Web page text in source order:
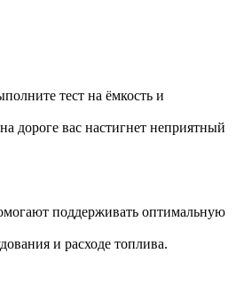
тест на ёмкость и
дороге вас настигнет неприятный
поддерживать оптимальную
и расходе топлива.